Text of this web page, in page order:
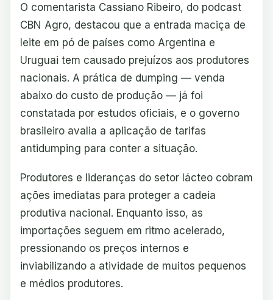
O comentarista Cassiano Ribeiro, do podcast
CBN Agro, destacou que a entrada maciça de
leite em pó de países como Argentina e
Uruguai tem causado prejuízos aos produtores
nacionais. A prática de dumping — venda
abaixo do custo de produção — já foi
constatada por estudos oficiais, e o governo
brasileiro avalia a aplicação de tarifas
antidumping para conter a situação.
Produtores e lideranças do setor lácteo cobram
ações imediatas para proteger a cadeia
produtiva nacional. Enquanto isso, as
importações seguem em ritmo acelerado,
pressionando os preços internos e
inviabilizando a atividade de muitos pequenos
e médios produtores.